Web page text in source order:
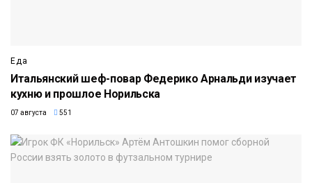
Еда
Итальянский шеф-повар Федерико Арнальди изучает
кухню и прошлое Норильска
07 августа 551